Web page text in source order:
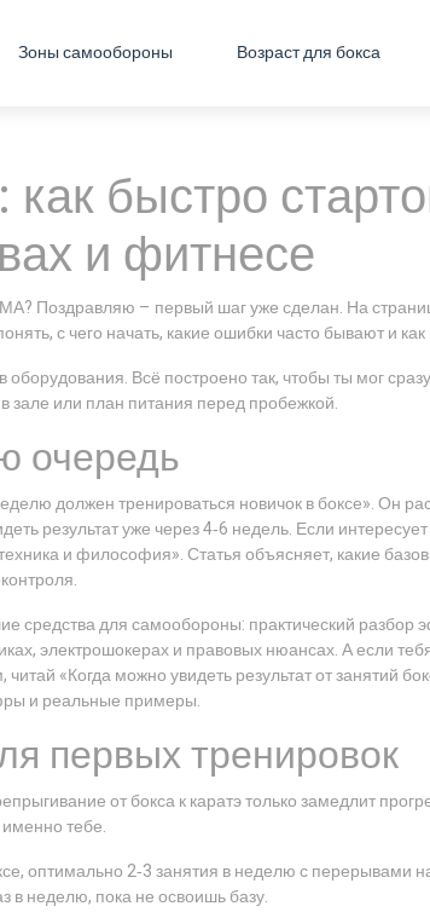
Зоны самообороны Возраст для бокса
быстро
и фитнесе
Поздравляю – первый шаг уже сделан. На
с чего начать, какие ошибки часто бывают и как
Всё построено так, чтобы ты мог
зале или план питания перед пробежкой.
очередь
должен тренироваться новичок в боксе». Он
результат уже через 4‑6 недель. Если
и философия». Статья объясняет, какие
средства для самообороны: практический разбор
электрошокерах и правовых нюансах. А если
читай «Когда можно увидеть результат от занятий
и реальные примеры.
первых тренировок
от бокса к каратэ только замедлит
тебе.
оптимально 2‑3 занятия в неделю с перерывами
в неделю, пока не освоишь базу.